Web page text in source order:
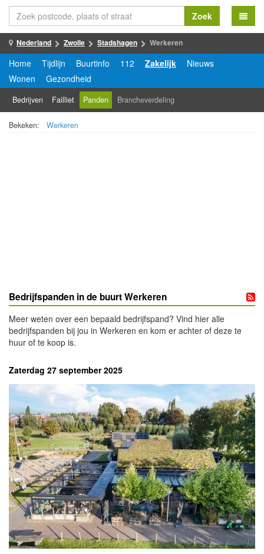
Zoek
Nederland Zwolle Stadshagen Werkeren
Home Tijdlijn Buurtinfo 112 Zakelijk
Nieuws
Wonen
Gezondheid
Bedrijven Failliet Panden Brancheverdeling
Bekeken: Werkeren
Bedrijfspanden in de buurt Werkeren
Meer weten over een bepaald bedrijfspand? Vind hier alle
bedrijfspanden bij jou in Werkeren en kom er achter of deze te
huur of te koop is.
Zaterdag 27 september 2025